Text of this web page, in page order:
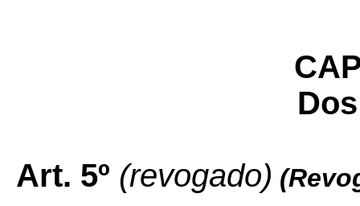
Art. 5º (revogado)